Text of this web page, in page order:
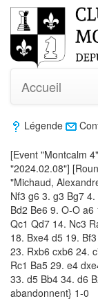
Accueil
Légende
[Event "Montcalm
"2024.02.08"]
"Michaud,
Nf3 g6 3. g3 Bg7
Bd2 Be6 9. O-O
Qc1 Qd7 14. Nc3
18. Bxe4 d5 19.
23. Rxb6 cxb6 24.
Rc1 Ba5 29. e4
33. d5 Bb4 34. d6
abandonnent} 1-0